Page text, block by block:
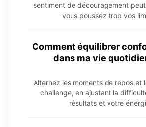
sentiment de découragement
vous poussez trop vos
Comment équilibrer
dans ma vie
Alternez les moments de repos et
challenge, en ajustant la
résultats et votre